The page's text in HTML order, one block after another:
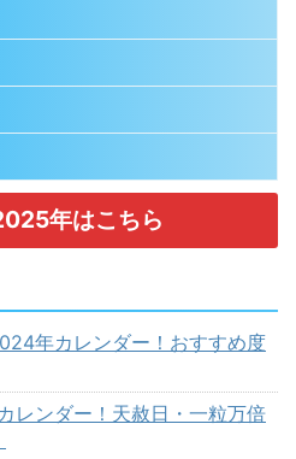
年はこちら
年カレンダー！おすすめ度
レンダー！天赦日・一粒万倍